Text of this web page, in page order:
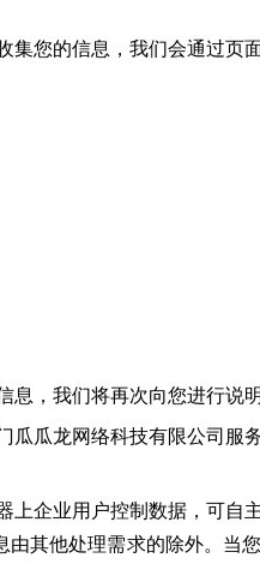
您的信息，我们会通过页
，我们将再次向您进行说
瓜龙网络科技有限公司服
企业用户控制数据，可自
其他处理需求的除外。当